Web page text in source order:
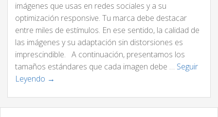
imágenes que usas en redes sociales y a su
optimización responsive. Tu marca debe destacar
entre miles de estímulos. En ese sentido, la calidad de
las imágenes y su adaptación sin distorsiones es
imprescindible. A continuación, presentamos los
tamaños estándares que cada imagen debe … Seguir
Leyendo →